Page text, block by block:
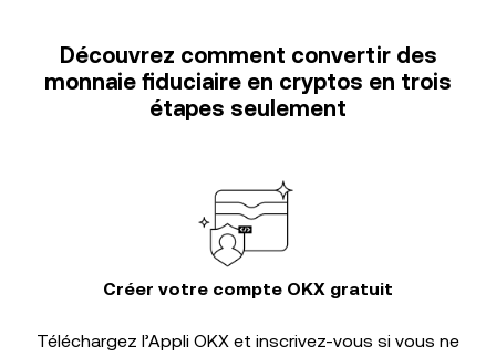
Découvrez comment convertir des
monnaie fiduciaire en cryptos en trois
étapes seulement
Créer votre compte OKX gratuit
Téléchargez l’Appli OKX et inscrivez-vous si vous ne